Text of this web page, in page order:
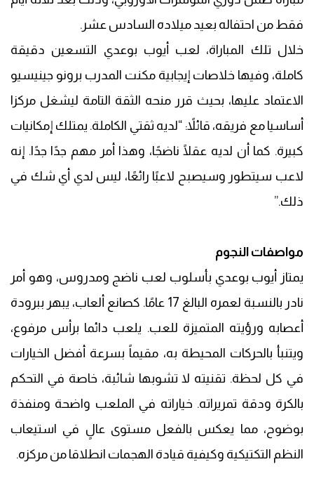
فقط من احتفاله بعيد ميلاده السادس عشر.
خلال تلك المباراة، لعب أيوب بوعدي التسعين دقيقة
كاملة، وفيها خلاصات إيجابية مكنت المدرب برونو جينيسيو
الاعتماد عليها، بحيث قرر منحه الثقة التامة ليشغل مركزا
أساسيا مع فريقه، قائلاً: “لديه ثقتي الكاملة. يمتلك إمكانيات
كبيرة. كما أن لديه عقلًا ناضجًا، وهذا أمر مهم جدًا جدًا. إنه
لاعب سيتطور وسيصبح لاعبًا رائعًا، ليس لدي أي شك في
ذلك.”
مواصفات النجوم
يمتاز أيوب بوعدي بأسلوب لعب ناضج ومدروس، وهو أمر
نادر بالنسبة لعمره البالغ 17 عامًا. كصانع ألعاب، يبهر ببرودة
أعصابه ورؤيته المتميزة للعب. يلعب دائما برأس مرفوع،
ويتنبأ بالحركات المحيطة به، مقيماً بسرعة أفضل الخيارات
في كل لحظة. تقنيته لا تشوبها شائبة، خاصة في التحكم
بالكرة ودقة تمريراته. خياراته في الملعب واضحة ومنفذة
بوضوح، مما يعكس بالفعل مستوى عالٍ في استيعاب
النظم التكتيكية وكيفية قيادة الهجمات انطلاقا من مركزه.